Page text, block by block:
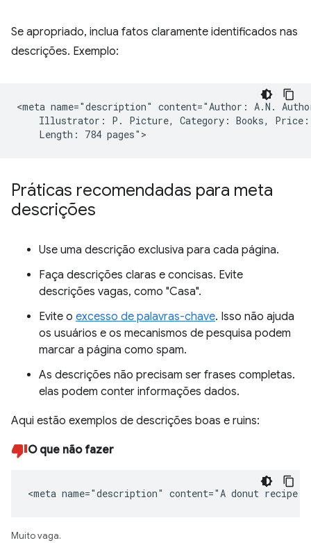
Se apropriado, inclua fatos claramente identificados nas
descrições. Exemplo:
<meta name="description" content="Author: A.N.
Illustrator: P. Picture, Category: Books,
Práticas recomendadas para meta
descrições
Use uma descrição exclusiva para cada página.
Faça descrições claras e concisas. Evite
descrições vagas, como "Casa".
Evite o excesso de palavras-chave. Isso não ajuda
os usuários e os mecanismos de pesquisa podem
marcar a página como spam.
As descrições não precisam ser frases completas.
elas podem conter informações dados.
Aqui estão exemplos de descrições boas e ruins:
O que não fazer
<meta name="description" content="A donut
Muito vaga.